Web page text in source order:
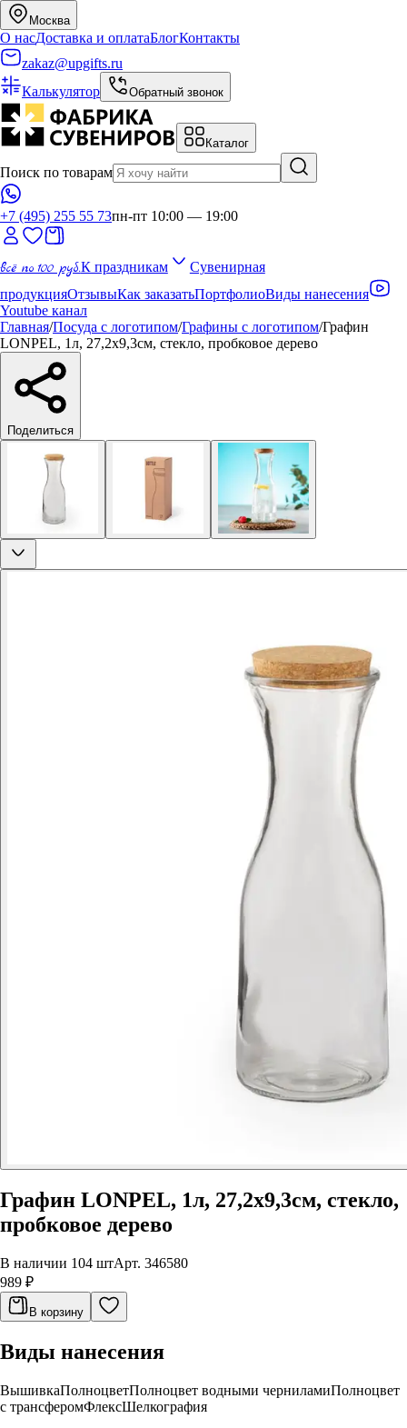
Москва
О насДоставка и оплатаБлогКонтакты
zakaz@upgifts.ru
Калькулятор
Обратный звонок
Каталог
Поиск по товарам
+7 (495) 255 55 73пн-пт 10:00 — 19:00
всё по 100 руб.К праздникам
Сувенирная
продукцияОтзывыКак заказатьПортфолиоВиды нанесения
Youtube канал
Главная/Посуда с логотипом/Графины с логотипом/Графин
LONPEL, 1л, 27,2х9,3см, стекло, пробковое дерево
Поделиться
Графин LONPEL, 1л, 27,2х9,3см, стекло,
пробковое дерево
В наличии 104 штАрт. 346580
989 ₽
В корзину
Виды нанесения
ВышивкаПолноцветПолноцвет водными черниламиПолноцвет
с трансферомФлексШелкография